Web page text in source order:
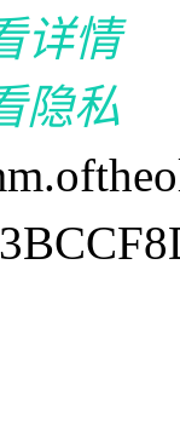
详情
隐私